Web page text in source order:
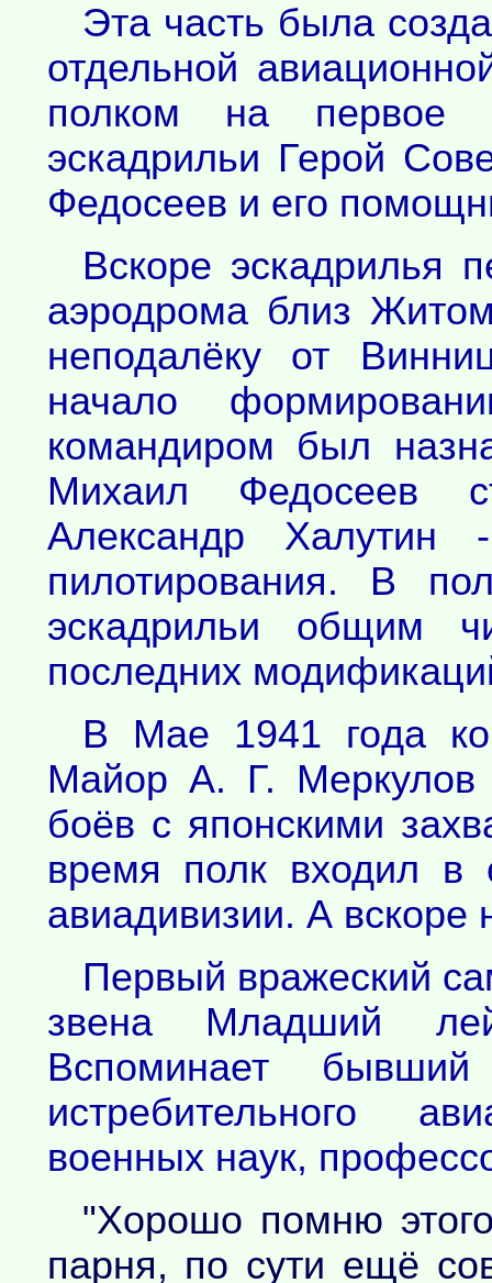
Эта часть была
отдельной
полком на первое
эскадрильи Герой
Федосеев и его
Вскоре эскадрилья
аэродрома близ
неподалёку от
начало
командиром был
Михаил Федосеев
Александр Халутин
пилотирования. В
эскадрильи общим
последних
В Мае 1941 года
Майор А. Г. Меркулов
боёв с японскими
время полк входил в
авиадивизии. А вскоре
Первый вражеский
звена Младший
Вспоминает
истребительного
военных наук,
"Хорошо помню этого
парня, по сути ещё